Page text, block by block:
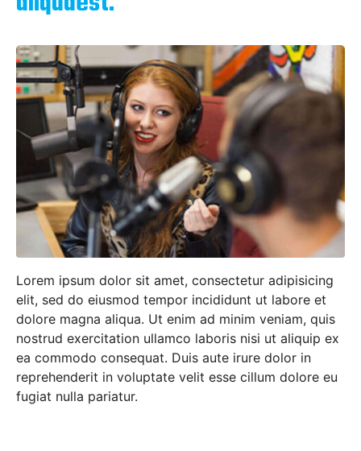
Lorem ipsum dolor sit amet, consectetur adipisicing
elit, sed do eiusmod tempor incididunt ut labore et
dolore magna aliqua. Ut enim ad minim veniam, quis
nostrud exercitation ullamco laboris nisi ut aliquip ex
ea commodo consequat. Duis aute irure dolor in
reprehenderit in voluptate velit esse cillum dolore eu
fugiat nulla pariatur.